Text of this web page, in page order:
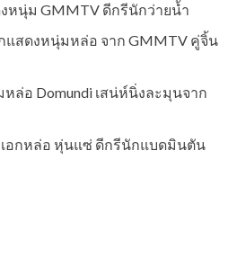
หนุ่ม GMMTV ดีกรีนักว่ายน้ำ
แสดงหนุ่มหล่อ จาก GMMTV คู่จิ้น
ล่อ Domundi เสน่ห์นิ่งละมุนจาก
เอกหล่อ หุ่นแซ่ ดีกรีนักแบดมินตัน